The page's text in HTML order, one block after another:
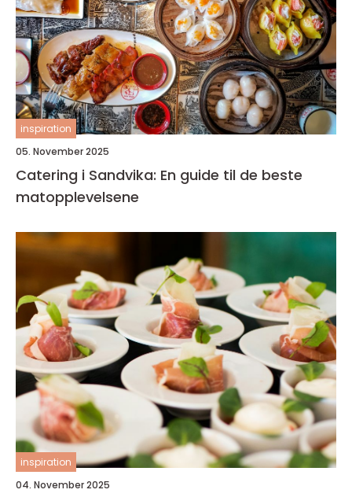
inspiration
05. November 2025
Catering i Sandvika: En guide til de beste
matopplevelsene
inspiration
04. November 2025